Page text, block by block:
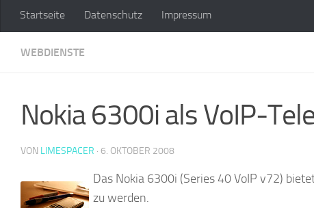
Startseite Datenschutz Impressum
WEBDIENSTE
Nokia 6300i als VoIP-
VON LIMESPACER · 6. OKTOBER 2008
Das Nokia 6300i (Series 40 VoIP v72)
zu werden.